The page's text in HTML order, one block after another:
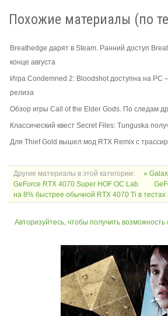
Похожие материалы (по
Breathedge дарят в Steam. Ранний доступ
конце августа
Игра Condemned 2: Bloodshot доступна на PC
релиза
Обзор игры Call of the Elder Gods. По следам
Классический квест Secret Files: Tunguska
Для Thief Gold вышел мод RTX Remix с
Другие материалы в этой категории:
«
GeForce RTX 4070 Super HOF OC Lab
на 8% быстрее обычной RTX 4070 Ti в тестах
Авторизуйтесь, чтобы получить